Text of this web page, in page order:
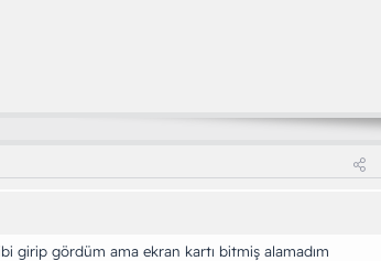
girip gördüm ama ekran kartı bitmiş alamadım